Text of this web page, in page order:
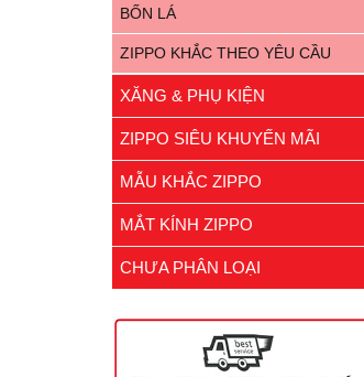
BỐN LÁ
ZIPPO KHẮC THEO YÊU CẦU
XĂNG & PHỤ KIỆN
ZIPPO SIÊU KHUYẾN MÃI
MẪU KHẮC ZIPPO
MẮT KÍNH ZIPPO
CHƯA PHÂN LOẠI